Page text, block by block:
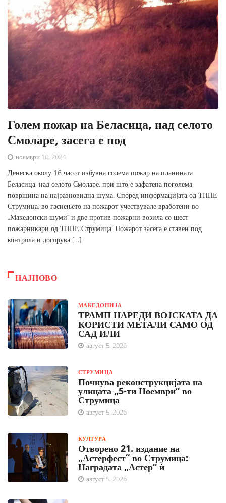
Голем пожар на Беласица, над селото
Смоларе, засега е под
ноември 10, 2024
Денеска околу 16 часот избувна голема пожар на планината
Беласица, над селото Смоларе, при што е зафатена поголема
површина на најразновидна шума. Според информацијата од ТППЕ
Струмица, во гаснењето на пожарот учествувале вработени во
„Македонски шуми“ и две против пожарни возила со шест
пожарникари од ТППЕ Струмица. Пожарот засега е ставен под
контрола и догорува […]
НАЈНОВО
МАКЕДОНИЈА
ТРАМП НАРЕДИ ВОЈСКАТА ДА
КОРИСТИ МЕТАЛИ САМО ОД
САД ИЛИ
август 5, 2026
СТРУМИЦА
Почнува реконструкцијата на
улицата „5-ти Ноември“ во
Струмица
август 5, 2026
КУЛТУРА
Отворено 21. издание на
„Астерфест“ во Струмица:
Наградата „Астер“ ѝ
август 5, 2026